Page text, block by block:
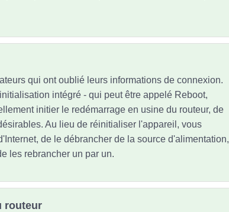
qui ont oublié leurs informations de connexion.
intégré - qui peut être appelé Reboot,
initier le redémarrage en usine du routeur, de
Au lieu de réinitialiser l'appareil, vous
de le débrancher de la source d'alimentation,
les rebrancher un par un.
routeur